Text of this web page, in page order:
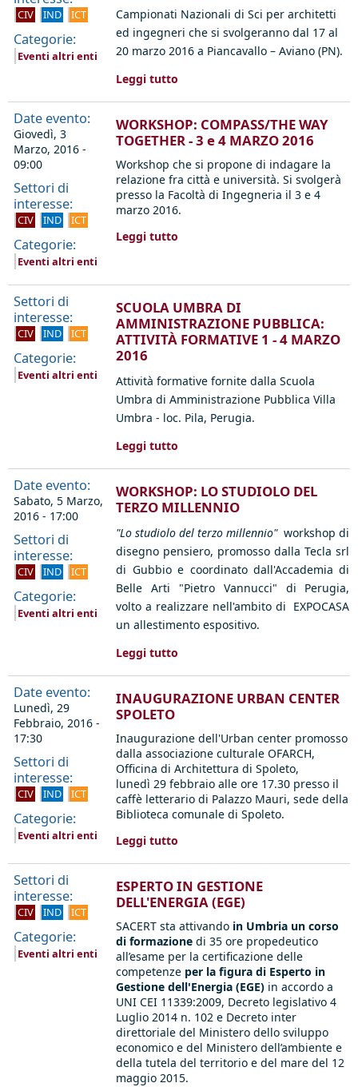
CIV IND ICT
Categorie:
Eventi altri enti
Campionati Nazionali di Sci per architetti
ed ingegneri che si svolgeranno dal 17 al
20 marzo 2016 a Piancavallo – Aviano (PN).
Leggi tutto
Date evento:
Giovedì, 3
Marzo, 2016 -
09:00
Settori di
interesse:
CIV IND ICT
Categorie:
Eventi altri enti
WORKSHOP: COMPASS/THE WAY
TOGETHER - 3 e 4 MARZO 2016
Workshop che si propone di indagare la
relazione fra città e università. Si svolgerà
presso la Facoltà di Ingegneria il 3 e 4
marzo 2016.
Leggi tutto
Settori di
interesse:
CIV IND ICT
Categorie:
Eventi altri enti
SCUOLA UMBRA DI
AMMINISTRAZIONE PUBBLICA:
ATTIVITÀ FORMATIVE 1 - 4 MARZO
2016
Attività formative fornite dallaScuola
Umbra di Amministrazione PubblicaVilla
Umbra - loc. Pila, Perugia.
Leggi tutto
Date evento:
Sabato, 5 Marzo,
2016 - 17:00
Settori di
interesse:
CIV IND ICT
Categorie:
Eventi altri enti
WORKSHOP: LO STUDIOLO DEL
TERZO MILLENNIO
"Lo studiolo del terzo millennio"workshop di
disegno pensiero, promosso dallaTecla srl
di Gubbio e coordinato dall'Accademia di
Belle Arti "Pietro Vannucci" di Perugia,
volto a realizzare nell'ambito di EXPOCASA
un allestimento espositivo.
Leggi tutto
Date evento:
Lunedì, 29
Febbraio, 2016 -
17:30
Settori di
interesse:
CIV IND ICT
Categorie:
Eventi altri enti
INAUGURAZIONE URBAN CENTER
SPOLETO
Inaugurazione dell'Urban center promosso
dalla associazione culturale OFARCH,
Officina di Architettura di Spoleto,
lunedì 29 febbraio alle ore 17.30 presso il
caffè letterario di Palazzo Mauri, sede della
Biblioteca comunale di Spoleto.
Leggi tutto
Settori di
interesse:
CIV IND ICT
Categorie:
Eventi altri enti
ESPERTO IN GESTIONE
DELL'ENERGIA (EGE)
SACERT sta attivando in Umbria un corso
di formazione di 35 ore propedeutico
all’esame per la certificazione delle
competenze per la figura di Esperto in
Gestione dell'Energia (EGE) in accordo a
UNI CEI 11339:2009, Decreto legislativo 4
Luglio 2014 n. 102 e Decreto inter
direttoriale del Ministero dello sviluppo
economico e del Ministero dell’ambiente e
della tutela del territorio e del mare del 12
maggio 2015.